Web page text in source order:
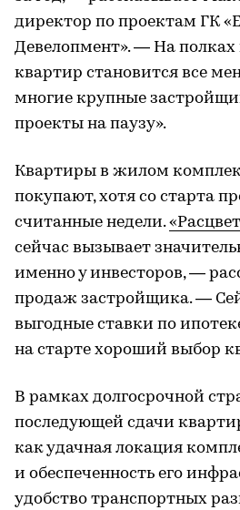
директор по проектам ГК
Девелопмент». — На полках
квартир становится все
многие крупные
проекты на паузу».
Квартиры в жилом
покупают, хотя со старта
считанные недели.
сейчас вызывает
именно у инвесторов, —
продаж застройщика. —
выгодные ставки по
на старте хороший выбор
В рамках долгосрочной
последующей сдачи
как удачная локация
и обеспеченность его
удобство транспортных